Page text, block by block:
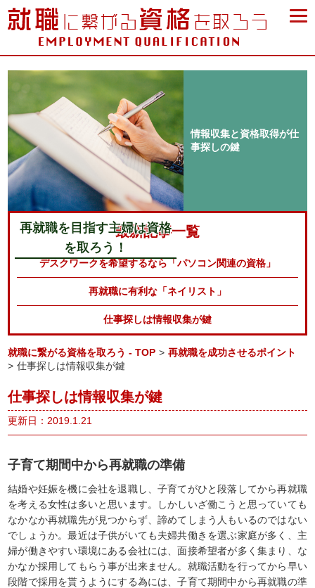
再就職を目指す主婦は資格
を取ろう！
情報収集と資格取得が仕
事探しの鍵
最新記事一覧
デスクワークを希望するなら「パソコン関連の資格」
再就職に有利な「ネイリスト」
仕事探しは情報収集が鍵
就職に繋がる資格を取ろう - TOP > 再就職を成功させるポイント
> 仕事探しは情報収集が鍵
仕事探しは情報収集が鍵
更新日：2019.1.21
子育て期間中から再就職の準備
結婚や妊娠を機に会社を退職し、子育てがひと段落してから再就職
を考える女性は多いと思います。しかしいざ働こうと思っていても
なかなか再就職先が見つからず、諦めてしまう人もいるのではない
でしょうか。最近は子供がいても夫婦共働きを選ぶ家庭が多く、主
婦が働きやすい環境にある会社には、面接希望者が多く集まり、な
かなか採用してもらう事が出来ません。就職活動を行ってから早い
段階で採用を貰うようにする為には、子育て期間中から再就職の準